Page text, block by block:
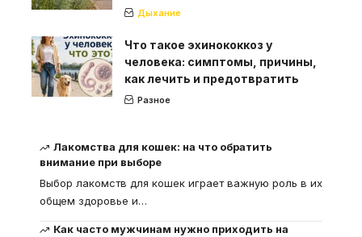
Дыхание
Что такое эхинококкоз у
человека: симптомы, причины,
как лечить и предотвратить
Разное
Лакомства для кошек: на что обратить
внимание при выборе
Выбор лакомств для кошек играет важную роль в их
общем здоровье и…
Как часто мужчинам нужно приходить на